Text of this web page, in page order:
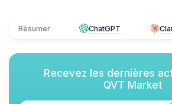
Résumer ChatGPT
Recevez les dernières
QVT Market